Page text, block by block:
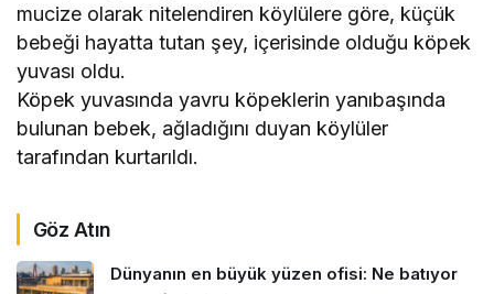
mucize olarak nitelendiren köylülere göre, küçük
bebeği hayatta tutan şey, içerisinde olduğu köpek
yuvası oldu.
Köpek yuvasında yavru köpeklerin yanıbaşında
bulunan bebek, ağladığını duyan köylüler
tarafından kurtarıldı.
Göz Atın
Dünyanın en büyük yüzen ofisi: Ne batıyor